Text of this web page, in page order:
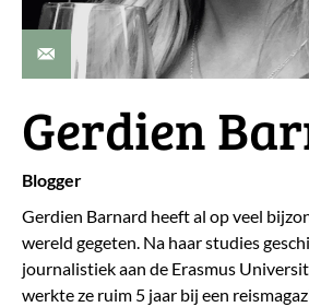
info@gerdienbarnard.nl
Gerdien
Blogger
Gerdien Barnard heeft al op veel
wereld gegeten. Na haar studies
journalistiek aan de Erasmus
werkte ze ruim 5 jaar bij een